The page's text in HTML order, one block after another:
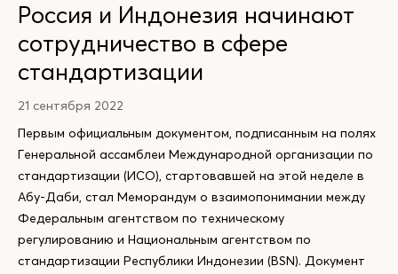
Россия и Индонезия начинают
сотрудничество в сфере
стандартизации
21 сентября 2022
Первым официальным документом, подписанным на полях
Генеральной ассамблеи Международной организации по
стандартизации (ИСО), стартовавшей на этой неделе в
Абу-Даби, стал Меморандум о взаимопонимании между
Федеральным агентством по техническому
регулированию и Национальным агентством по
стандартизации Республики Индонезии (BSN). Документ